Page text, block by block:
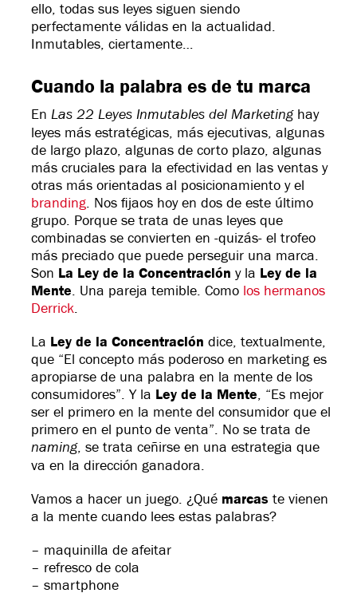
ello, todas sus leyes siguen siendo
perfectamente válidas en la actualidad.
Inmutables, ciertamente…
Cuando la palabra es de tu marca
En Las 22 Leyes Inmutables del Marketinghay
leyes más estratégicas, más ejecutivas, algunas
de largo plazo, algunas de corto plazo, algunas
más cruciales para la efectividad en las ventas y
otras más orientadas al posicionamiento y el
branding . Nos fijaos hoy en dos de este último
grupo. Porque se trata de unas leyes que
combinadas se convierten en -quizás- el trofeo
más preciado que puede perseguir una marca.
Son La Ley de la Concentración y la Ley de la
Mente . Una pareja temible. Como los hermanos
Derrick
La Ley de la Concentración dice, textualmente,
que “El concepto más poderoso en marketing es
apropiarse de una palabra en la mente de los
consumidores”. Y la Ley de la Mente , “Es mejor
ser el primero en la mente del consumidor que el
primero en el punto de venta”. No se trata de
naming, se trata ceñirse en una estrategia que
va en la dirección ganadora.
Vamos a hacer un juego. ¿Qué marcas te vienen
a la mente cuando lees estas palabras?
– maquinilla de afeitar
– refresco de cola
– smartphone